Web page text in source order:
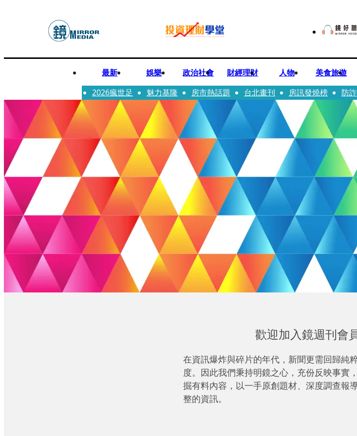
最新 娛樂 政治社會 財經理財 人物 美食旅遊
2026瘋世足
魅力基隆 房市熱話題 台北畫刊 房訊發燒榜 防
歡迎加入鏡週刊會
在資訊爆炸與碎片的年代，新聞更需回歸純
度。因此我們秉持明鏡之心，充份反映事實
掘有料內容，以一手原創題材、深度調查報
整的資訊。